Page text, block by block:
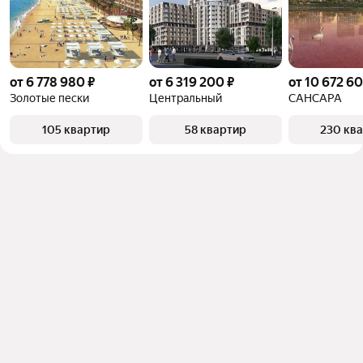
от 6 778 980 ₽
Золотые пески
105 квартир
от 6 319 200 ₽
Центральный
58 квартир
от 10 672
САНСАРА
230